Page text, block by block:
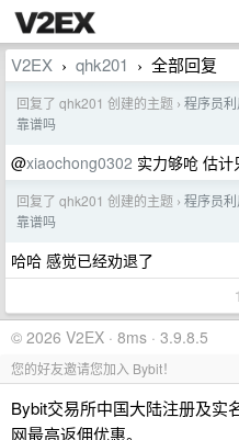
V2EX › qhk201 › 全部回复
回复了 qhk201 创建的主题 › 程序员
靠谱吗
@xiaochong0302 实力够呛 估计
回复了 qhk201 创建的主题 › 程序员
靠谱吗
哈哈 感觉已经劝退了
© 2026 V2EX · 8ms · 3.9.8.5
您的好友邀请您加入 Bybit！
Bybit交易所中国大陆注册及实
网最高返佣优惠。